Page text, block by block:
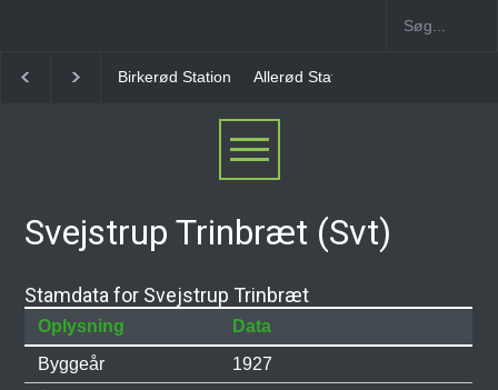
Birkerød Station Allerød Station
Svejstrup Trinbræt (Svt)
Stamdata for Svejstrup Trinbræt
Oplysning
Data
Byggeår
1927